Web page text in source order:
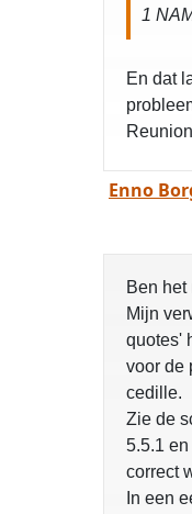
1
En dat
Enno
Ben het
Mijn
quotes'
voor de
cedille.
Zie de
5.5.1
correct
In een